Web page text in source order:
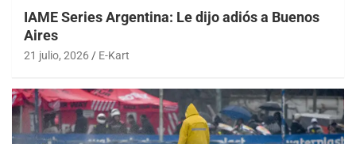
IAME Series Argentina: Le dijo adiós a Buenos
Aires
21 julio, 2026 E-Kart